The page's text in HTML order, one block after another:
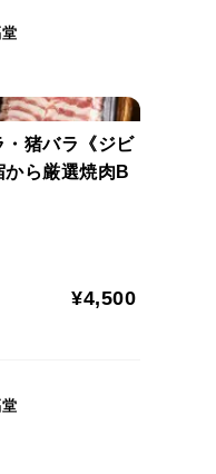
出してくれま
にく糀を添える
にんにく醤油糀
酵が進みます。
・猪バラ《ジビ
から厳選焼肉B
¥4,500